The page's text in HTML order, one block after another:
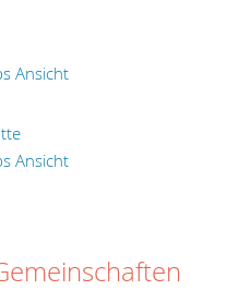
Ansicht
Ansicht